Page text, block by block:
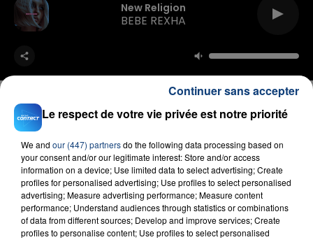
New Religion
BEBE REXHA
FIL D'ACTU
Le respect de votre vie privée est notre priorité
We and our (447) partnersdo the following data processing based on
your consent and/or our legitimate interest: Store and/or access
information on a device; Use limited data to select advertising; Create
profiles for personalised advertising; Use profiles to select personalised
advertising; Measure advertising performance; Measure content
performance; Understand audiences through statistics or combinations
of data from different sources; Develop and improve services; Create
profiles to personalise content; Use profiles to select personalised
Continuer sans accepter